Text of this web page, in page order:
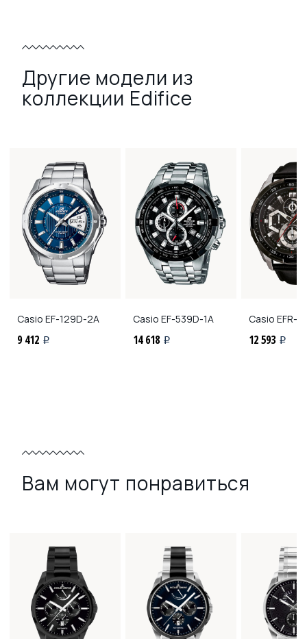
Другие модели из
коллекции Edifice
Casio EF-129D-2A
9 412 i
Casio EF-539D-1A
14 618 i
Casio EFR-
12 593 i
Вам могут понравиться